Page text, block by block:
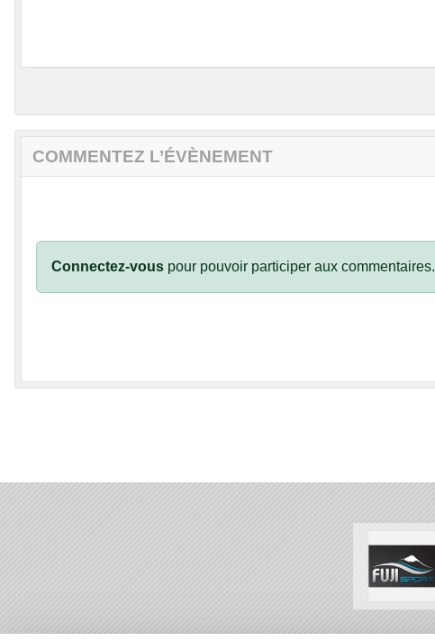
COMMENTEZ L’ÉVÈNEMENT
Connectez-vous pour pouvoir participer aux commentaires.